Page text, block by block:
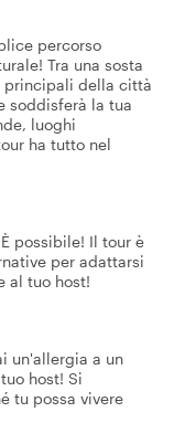
percorso
Tra una sosta
principali della città
soddisferà la tua
luoghi
ha tutto nel
possibile! Il tour è
per adattarsi
al tuo host!
un'allergia a un
host! Si
tu possa vivere